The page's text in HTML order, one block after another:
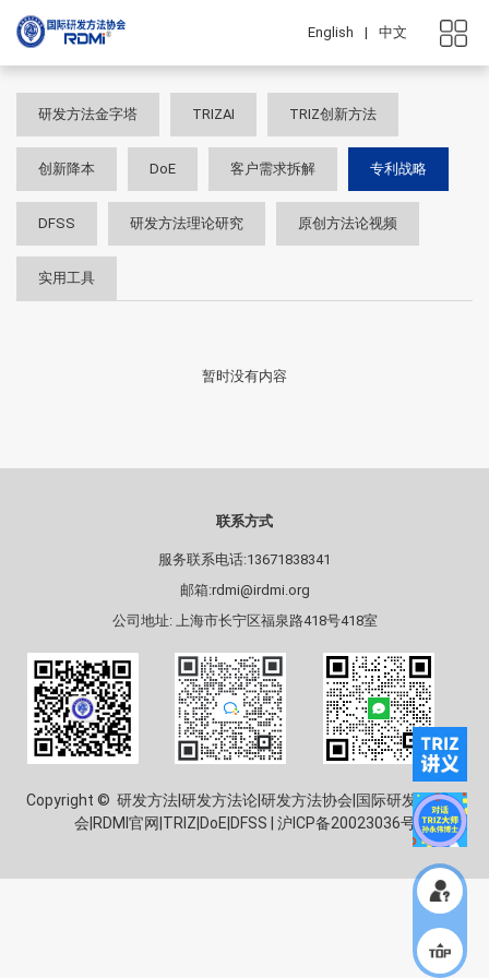
English | 中文
研发方法金字塔 TRIZAI TRIZ创新方法
创新降本 DoE 客户需求拆解 专利战略
DFSS 研发方法理论研究 原创方法论视频
实用工具
暂时没有内容
联系方式
服务联系电话:13671838341
邮箱:rdmi@irdmi.org
公司地址: 上海市长宁区福泉路418号418室
Copyright © 研发方法|研发方法论|研发方法协会|国际研发方法协
会|RDMI官网|TRIZ|DoE|DFSS | 沪ICP备20023036号